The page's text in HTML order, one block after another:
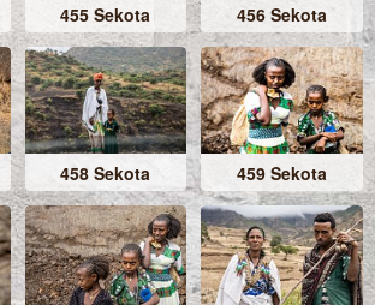
455 Sekota 456 Sekota
458 Sekota 459 Sekota